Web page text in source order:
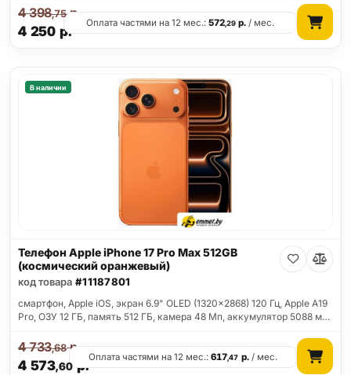
4 250 р.
4 398,75р.
Оплата частями на 12 мес.:572,29 р. / мес.
В наличии
Телефон Apple iPhone 17 Pro Max 512GB
(космический оранжевый)
код товара #11187801
смартфон, Apple iOS, экран 6.9" OLED (1320x2868) 120 Гц, Apple A19
Pro, ОЗУ 12 ГБ, память 512 ГБ, камера 48 Мп, аккумулятор 5088 м…
4 573,60 р.
4 733,68р.
Оплата частями на 12 мес.:617,47 р./ мес.